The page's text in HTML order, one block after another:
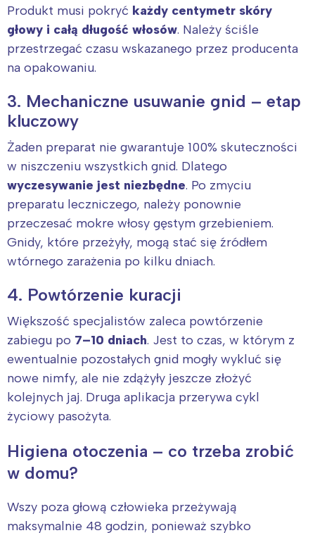
Produkt musi pokryć każdy centymetr skóry
głowy i całą długość włosów. Należy ściśle
przestrzegać czasu wskazanego przez producenta
na opakowaniu.
3. Mechaniczne usuwanie gnid – etap
kluczowy
Żaden preparat nie gwarantuje 100% skuteczności
w niszczeniu wszystkich gnid. Dlatego
wyczesywanie jest niezbędne. Po zmyciu
preparatu leczniczego, należy ponownie
przeczesać mokre włosy gęstym grzebieniem.
Gnidy, które przeżyły, mogą stać się źródłem
wtórnego zarażenia po kilku dniach.
4. Powtórzenie kuracji
Większość specjalistów zaleca powtórzenie
zabiegu po 7–10 dniach. Jest to czas, w którym z
ewentualnie pozostałych gnid mogły wykluć się
nowe nimfy, ale nie zdążyły jeszcze złożyć
kolejnych jaj. Druga aplikacja przerywa cykl
życiowy pasożyta.
Higiena otoczenia – co trzeba zrobić
w domu?
Wszy poza głową człowieka przeżywają
maksymalnie 48 godzin, ponieważ szybko
tego regionu: